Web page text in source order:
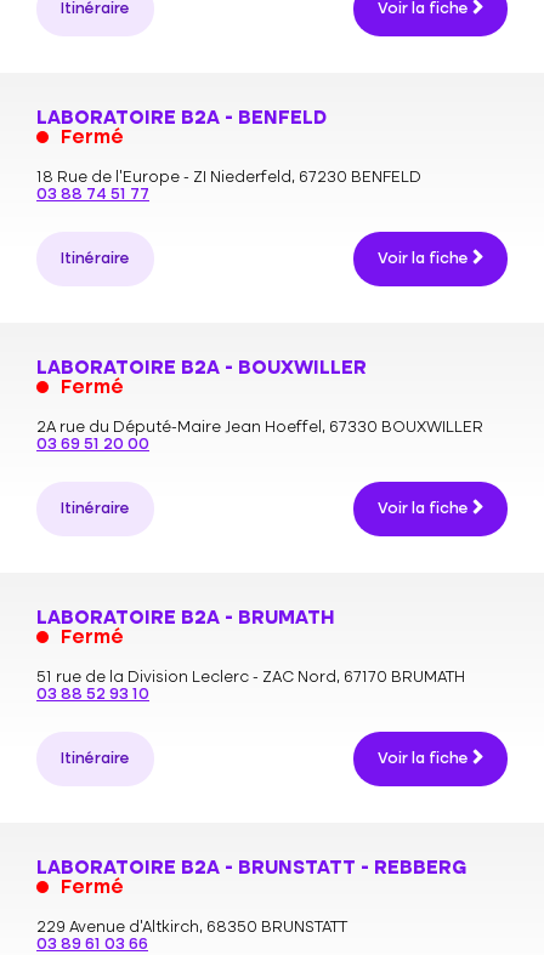
Itinéraire Voir la fiche
LABORATOIRE B2A - BENFELD
Fermé
18 Rue de l'Europe - ZI Niederfeld, 67230 BENFELD
03 88 74 51 77
Itinéraire Voir la fiche
LABORATOIRE B2A - BOUXWILLER
Fermé
2A rue du Député-Maire Jean Hoeffel, 67330 BOUXWILLER
03 69 51 20 00
Itinéraire Voir la fiche
LABORATOIRE B2A - BRUMATH
Fermé
51 rue de la Division Leclerc - ZAC Nord, 67170 BRUMATH
03 88 52 93 10
Itinéraire Voir la fiche
LABORATOIRE B2A - BRUNSTATT - REBBERG
Fermé
229 Avenue d'Altkirch, 68350 BRUNSTATT
03 89 61 03 66